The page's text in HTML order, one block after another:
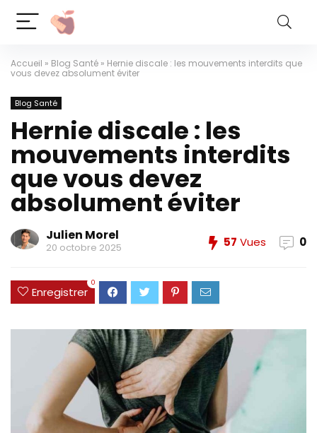
Accueil » Blog Santé » Hernie discale : les mouvements interdits que
vous devez absolument éviter
Blog Santé
Hernie discale : les
mouvements interdits
que vous devez
absolument éviter
Julien Morel
20 octobre 2025 57 Vues 0
Enregistrer
0